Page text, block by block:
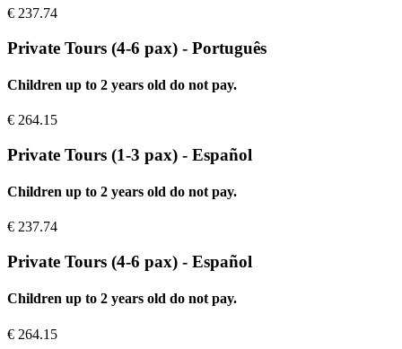
€ 237.74
Private Tours (4-6 pax) - Português
Children up to 2 years old do not pay.
€ 264.15
Private Tours (1-3 pax) - Español
Children up to 2 years old do not pay.
€ 237.74
Private Tours (4-6 pax) - Español
Children up to 2 years old do not pay.
€ 264.15